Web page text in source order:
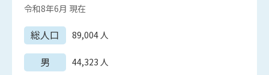
令和8年6月 現在
総人口 89,004 人
男 44,323 人